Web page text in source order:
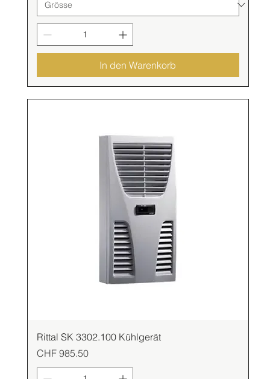
In den Warenkorb
Rittal SK 3302.100 Kühlgerät
Preis
CHF 985.50